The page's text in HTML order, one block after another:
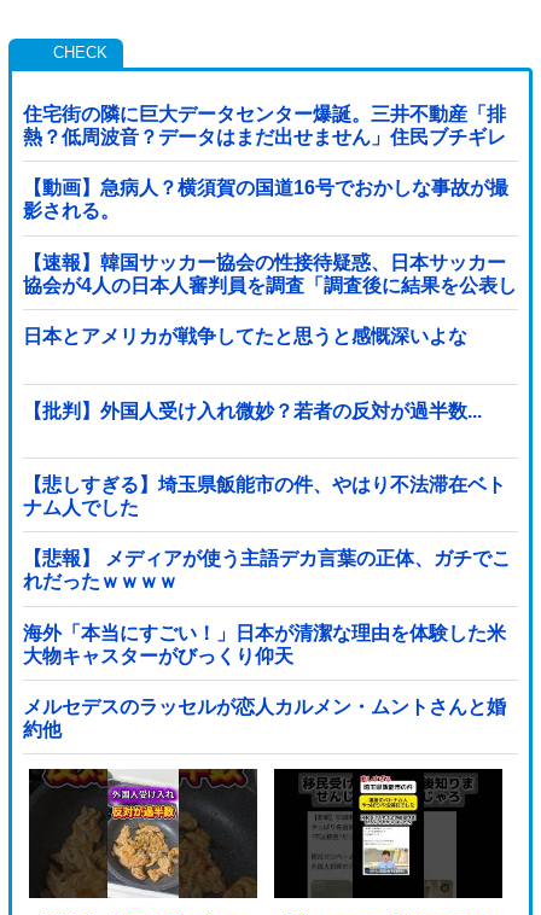
住宅街の隣に巨大データセンター爆誕。三井不動産「排
熱？低周波音？データはまだ出せません」住民ブチギレ
【動画】急病人？横須賀の国道16号でおかしな事故が撮
影される。
【速報】韓国サッカー協会の性接待疑惑、日本サッカー
協会が4人の日本人審判員を調査「調査後に結果を公表し
ます」
日本とアメリカが戦争してたと思うと感慨深いよな
【批判】外国人受け入れ微妙？若者の反対が過半数...
【悲しすぎる】埼玉県飯能市の件、やはり不法滞在ベト
ナム人でした
【悲報】 メディアが使う主語デカ言葉の正体、ガチでこ
れだったｗｗｗｗ
海外「本当にすごい！」日本が清潔な理由を体験した米
大物キャスターがびっくり仰天
メルセデスのラッセルが恋人カルメン・ムントさんと婚
約他